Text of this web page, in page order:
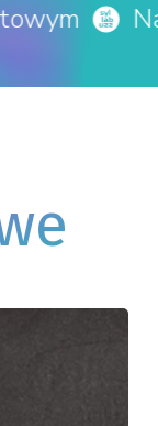
Nazwa z